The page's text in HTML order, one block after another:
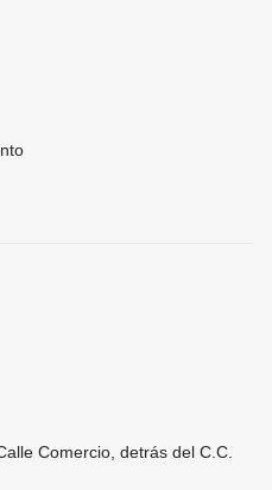
Comercio, detrás del C.C.